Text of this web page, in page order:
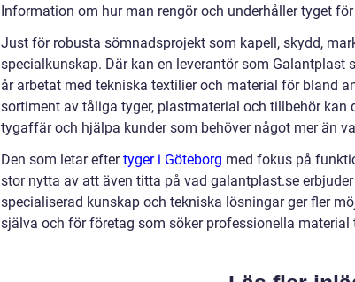
Information om hur man rengör och underhåller tyget
Just för robusta sömnadsprojekt som kapell, skydd,
specialkunskap. Där kan en leverantör som Galantplast
år arbetat med tekniska textilier och material för bland
sortiment av tåliga tyger, plastmaterial och tillbehör kan
tygaffär och hjälpa kunder som behöver något mer än
Den som letar eftertyger i Göteborg med fokus på
stor nytta av att även titta på vad galantplast.se
specialiserad kunskap och tekniska lösningar ger fler
själva och för företag som söker professionella material